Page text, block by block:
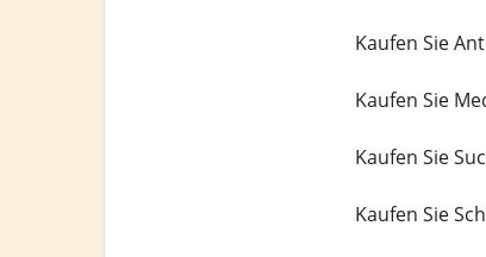
Kaufen Sie
Kaufen Sie
Kaufen Sie
Kaufen Sie